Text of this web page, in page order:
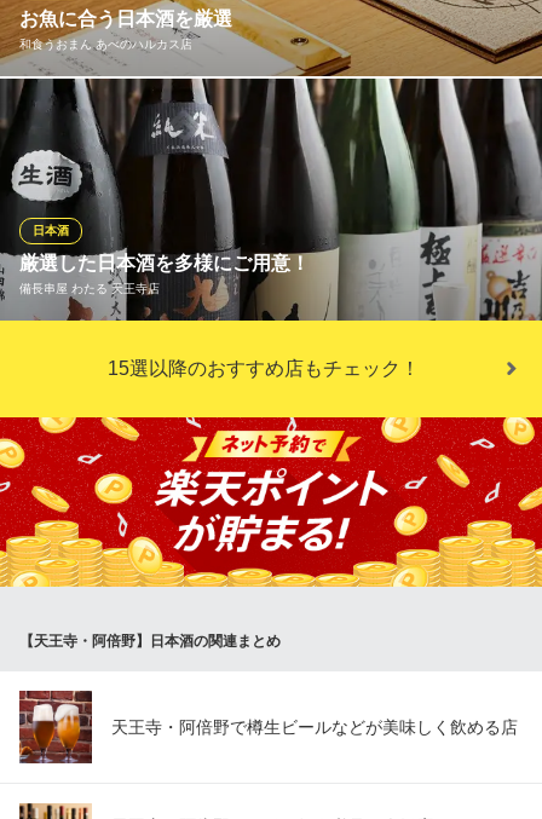
地鶏炭火焼鳥と鶏鍋
ＪＲ天王寺駅東口 徒歩1分
大阪府大阪市天王寺区悲田院町10-39 天王寺ミオ本館11F
お魚に合う日本酒を厳選
和食うおまん あべのハルカス店
当店の料理との相性を重視し、多数の日本酒をご用意しておりま
す。辛口・甘口などお好みをご相談ください。日本酒は1合1,100
円から。全て1合（180ml）でのご提供となります。
和食うおまん あべのハルカス店
居酒屋
近鉄南大阪線大阪阿部野橋駅 徒歩1分
大阪府大阪市阿倍野区阿倍野筋1-1-43 あべのハルカス近鉄本店タワー館14F
厳選した日本酒を多様にご用意！
備長串屋 わたる 天王寺店
日本酒
全国選りすぐりの日本酒をご用意しております！備長炭の海鮮串
焼きや地鶏串焼きとのマリアージュを楽しむのも一興♪様々な料理
ください。当日の仕入れにより、その日にしか手に入らない日本
酒などもあるかも。是非、厳選した日本酒をお楽しみください♪
備長串屋 わたる 天王寺店
串焼き×鍋料理×宴会
ＪＲ天王寺駅北口 徒歩1分
15選以降のおすすめ店もチェック！
【天王寺・阿倍野】日本酒の関連まとめ
天王寺・阿倍野で樽生ビールなどが美味しく飲める店